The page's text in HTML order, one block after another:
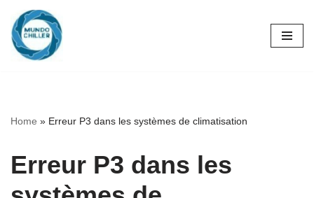
Skip
to
Home » Erreur P3 dans les systèmes de climatisation
Erreur P3 dans les